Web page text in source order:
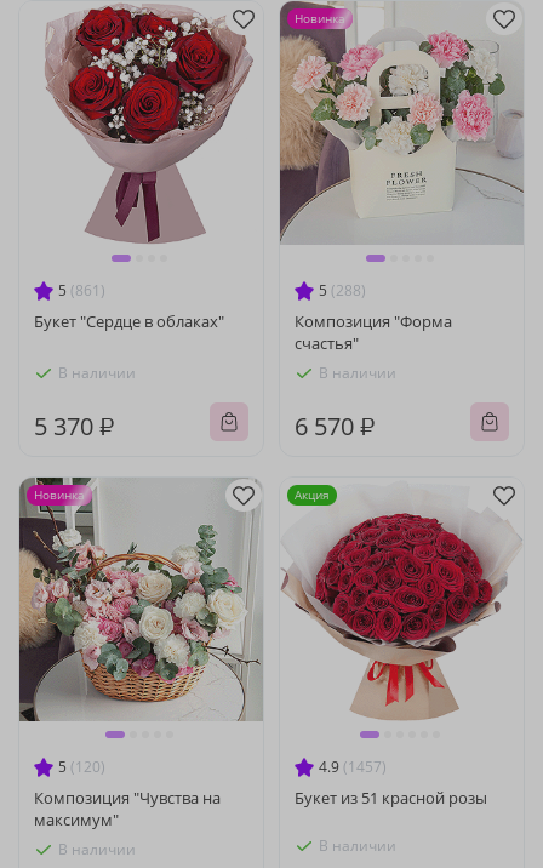
5 (861)
Букет "Сердце в облаках"
В наличии
5 370 ₽
5 (288)
Композиция "Форма
счастья"
В наличии
6 570 ₽
Новинка
5 (120)
Композиция "Чувства на
максимум"
В наличии
Новинка
4.9 (1457)
Букет из 51 красной розы
В наличии
Акция